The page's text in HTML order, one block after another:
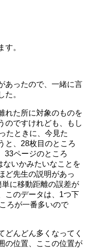
す。
あったので、一緒に言
た。
れた所に対象のものを
のですけれども、もし
たときに、今見た
と、28枚目のところ
33ページのところ
ないかみたいなことを
ど先生の説明があっ
に移動距離の誤差が
このデータは、1つ下
ろが一番多いので
どんどん多くなってく
の位置、ここの位置が